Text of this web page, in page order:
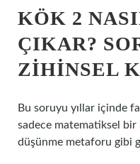
KÖK 2
ÇIKAR?
ZIHINSEL
Bu soruyu yıllar içinde
sadece matematiksel bir
düşünme metaforu gibi